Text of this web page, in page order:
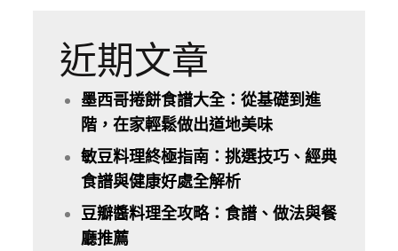
近期文章
墨西哥捲餅食譜大全：從基礎到進
階，在家輕鬆做出道地美味
敏豆料理終極指南：挑選技巧、經典
食譜與健康好處全解析
豆瓣醬料理全攻略：食譜、做法與餐
廳推薦